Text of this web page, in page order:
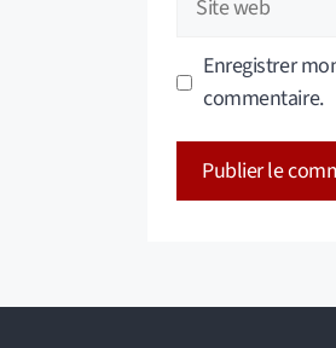
Enregistrer
commentaire.